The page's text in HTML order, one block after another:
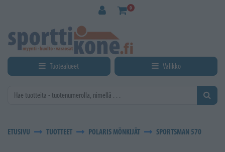
0
Tuotealueet Valikko
ETUSIVU TUOTTEET POLARIS MÖNKIJÄT SPORTSMAN 570